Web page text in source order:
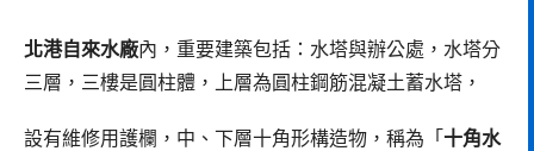
北港自來水廠內，重要建築包括：水塔與辦公處，水塔分
三層，三樓是圓柱體，上層為圓柱鋼筋混凝土蓄水塔，
設有維修用護欄，中、下層十角形構造物，稱為「 十角水